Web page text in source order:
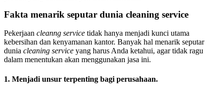
Fakta menarik seputar dunia cleaning service
Pekerjaan cleanng service tidak hanya menjadi kunci utama
kebersihan dan kenyamanan kantor. Banyak hal menarik seputar
dunia cleaning service yang harus Anda ketahui, agar tidak ragu
dalam menentukan akan menggunakan jasa ini.
1. Menjadi unsur terpenting bagi perusahaan.